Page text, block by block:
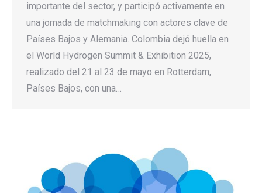
importante del sector, y participó activamente en
una jornada de matchmaking con actores clave de
Países Bajos y Alemania. Colombia dejó huella en
el World Hydrogen Summit & Exhibition 2025,
realizado del 21 al 23 de mayo en Rotterdam,
Países Bajos, con una…